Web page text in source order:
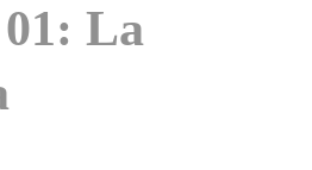
La